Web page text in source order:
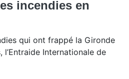
incendies en
qui ont frappé la Gironde
l’Entraide Internationale de